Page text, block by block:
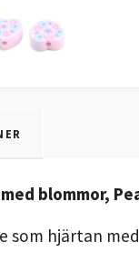
blommor,
som hjärtan